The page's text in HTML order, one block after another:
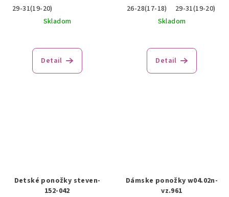
29-31(19-20)
Skladom
Detail
26-28(17-18)
29-31(19-20)
Skladom
Detail
Detské ponožky steven-
152-042
Dámske ponožky w04.02n-
vz.961